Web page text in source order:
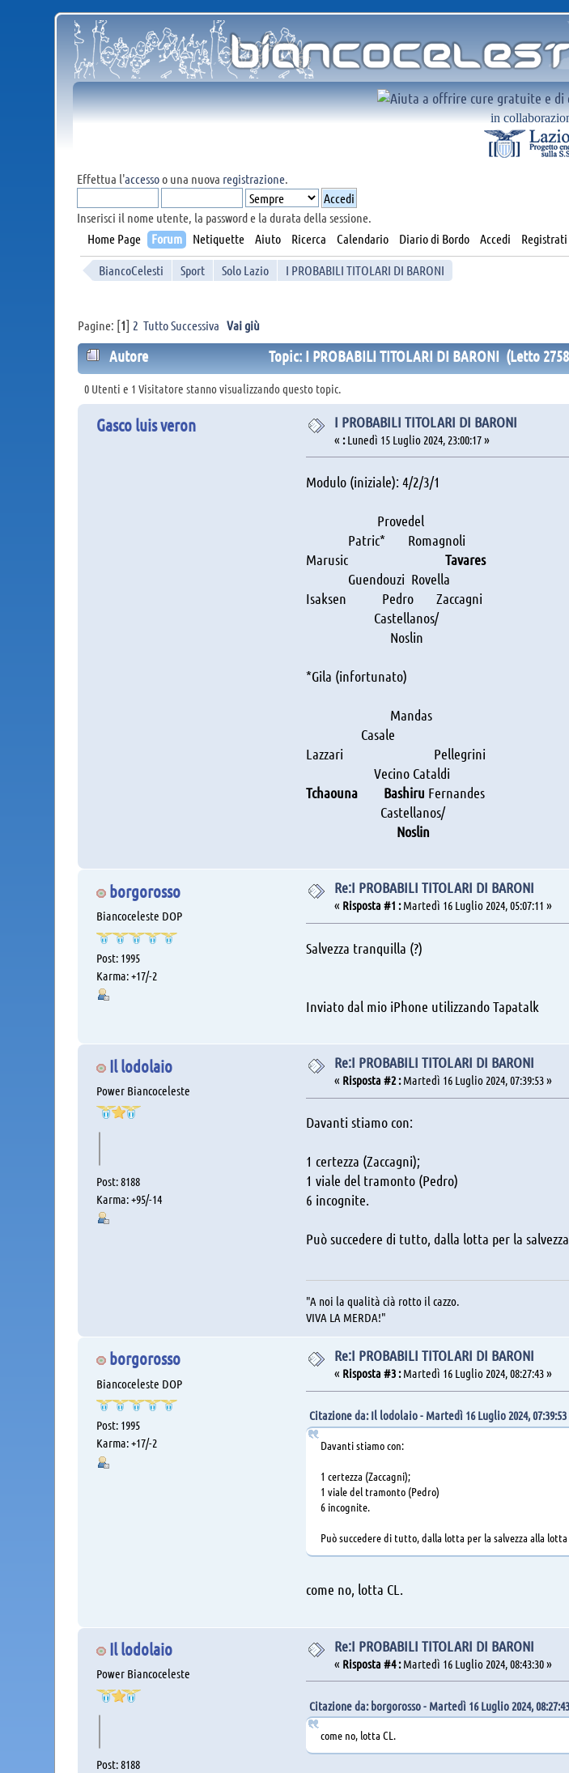
in
Effettua l'accessoo una nuova registrazione.
Inserisci il nome utente, la password e la durata della sessione.
Home Page
Forum Netiquette Aiuto Ricerca Calendario Diario di Bordo Accedi Registrati
BiancoCelesti Sport Solo Lazio
I PROBABILI TITOLARI DI BARONI
Pagine: [1] 2 TuttoSuccessiva Vai giù
Autore Topic: I PROBABILI TITOLARI DI BARONI (Letto
0 Utenti e 1 Visitatore stanno visualizzando questo topic.
Gasco luis veron I PROBABILI TITOLARI DI BARONI
« :Lunedì 15 Luglio 2024, 23:00:17 »
Modulo (iniziale): 4/2/3/1
Provedel
Patric* Romagnoli
Marusic Tavares
Guendouzi Rovella
Isaksen Pedro Zaccagni
Castellanos/
Noslin
*Gila (infortunato)
Mandas
Casale
Lazzari Pellegrini
Vecino Cataldi
Tchaouna
Bashiru Fernandes
Castellanos/
Noslin
borgorosso
Biancoceleste DOP
Post: 1995
Karma: +17/-2
Re:I PROBABILI TITOLARI DI BARONI
« Risposta #1 :Martedì 16 Luglio 2024, 05:07:11 »
Salvezza tranquilla (?)
Inviato dal mio iPhone utilizzando Tapatalk
Il lodolaio
Power Biancoceleste
Post: 8188
Karma: +95/-14
Re:I PROBABILI TITOLARI DI BARONI
« Risposta #2 :Martedì 16 Luglio 2024, 07:39:53 »
Davanti stiamo con:
1 certezza (Zaccagni);
1 viale del tramonto (Pedro)
6 incognite.
Può succedere di tutto, dalla lotta per la
"A noi la qualità cià rotto il cazzo.
VIVA LA MERDA!"
borgorosso
Biancoceleste DOP
Post: 1995
Karma: +17/-2
Re:I PROBABILI TITOLARI DI BARONI
« Risposta #3 :Martedì 16 Luglio 2024, 08:27:43 »
Citazione da: Il lodolaio - Martedì 16 Luglio 2024, 07:39:53
Davanti stiamo con:
1 certezza (Zaccagni);
1 viale del tramonto (Pedro)
6 incognite.
Può succedere di tutto, dalla lotta per la salvezza alla lotta
come no, lotta CL.
Il lodolaio
Power Biancoceleste
Post: 8188
Re:I PROBABILI TITOLARI DI BARONI
« Risposta #4 :Martedì 16 Luglio 2024, 08:43:30 »
Citazione da: borgorosso - Martedì 16 Luglio 2024, 08:27:43
come no, lotta CL.